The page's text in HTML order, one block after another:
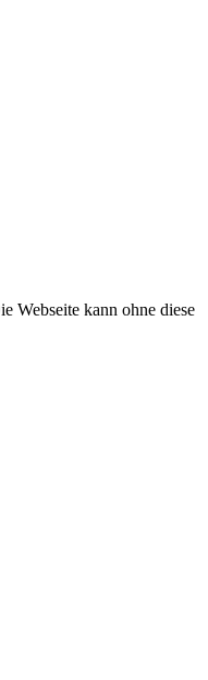
Webseite kann ohne diese